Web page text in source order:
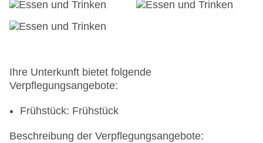
Ihre Unterkunft bietet folgende
Verpflegungsangebote:
Frühstück: Frühstück
Beschreibung der Verpflegungsangebote: